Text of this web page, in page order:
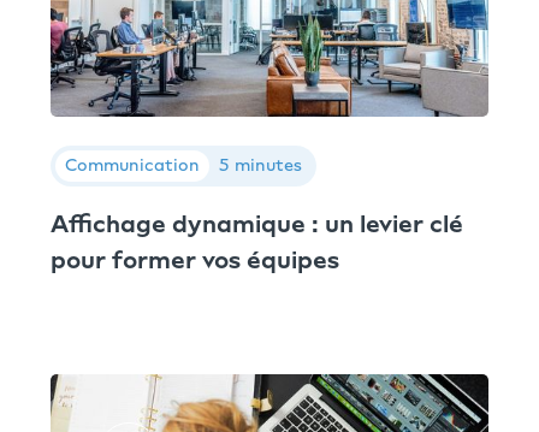
Communication 5 minutes
Affichage dynamique : un levier clé
pour former vos équipes